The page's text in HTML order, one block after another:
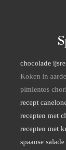
chocolade
Koken in
pimientos
recept
recepten met
recepten met
spaanse